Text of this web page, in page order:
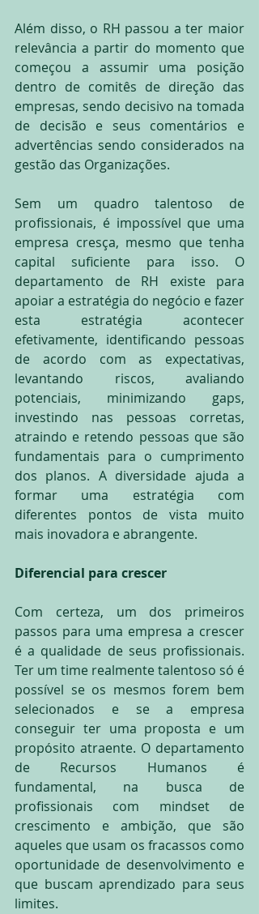
Além disso, o RH passou a ter maior
relevância a partir do momento que
começou a assumir uma posição
dentro de comitês de direção das
empresas, sendo decisivo na tomada
de decisão e seus comentários e
advertências sendo considerados na
gestão das Organizações.
Sem um quadro talentoso de
profissionais, é impossível que uma
empresa cresça, mesmo que tenha
capital suficiente para isso. O
departamento de RH existe para
apoiar a estratégia do negócio e fazer
esta estratégia acontecer
efetivamente, identificando pessoas
de acordo com as expectativas,
levantando riscos, avaliando
potenciais, minimizando gaps,
investindo nas pessoas corretas,
atraindo e retendo pessoas que são
fundamentais para o cumprimento
dos planos. A diversidade ajuda a
formar uma estratégia com
diferentes pontos de vista muito
mais inovadora e abrangente.
Diferencial para crescer
Com certeza, um dos primeiros
passos para uma empresa a crescer
é a qualidade de seus profissionais.
Ter um time realmente talentoso só é
possível se os mesmos forem bem
selecionados e se a empresa
conseguir ter uma proposta e um
propósito atraente. O departamento
de Recursos Humanos é
fundamental, na busca de
profissionais com mindset de
crescimento e ambição, que são
aqueles que usam os fracassos como
oportunidade de desenvolvimento e
que buscam aprendizado para seus
limites.